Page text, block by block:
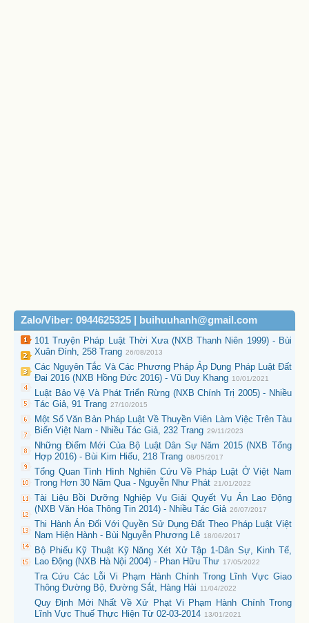
Zalo/Viber: 0944625325 | buihuuhanh@gmail.com
101 Truyện Pháp Luật Thời Xưa (NXB Thanh Niên 1999) - Bùi
Xuân Đính, 258 Trang 26/08/2013
Các Nguyên Tắc Và Các Phương Pháp Áp Dụng Pháp Luật Đất
Đai 2016 (NXB Hồng Đức 2016) - Vũ Duy Khang 10/01/2021
Luật Bảo Vệ Và Phát Triển Rừng (NXB Chính Trị 2005) - Nhiều
Tác Giả, 91 Trang 27/10/2015
Một Số Văn Bản Pháp Luật Về Thuyền Viên Làm Việc Trên Tàu
Biển Việt Nam - Nhiều Tác Giả, 232 Trang 29/11/2023
Những Điểm Mới Của Bộ Luật Dân Sự Năm 2015 (NXB Tổng
Hợp 2016) - Bùi Kim Hiếu, 218 Trang 08/05/2017
Tổng Quan Tình Hình Nghiên Cứu Về Pháp Luật Ở Việt Nam
Trong Hơn 30 Năm Qua - Nguyễn Như Phát 21/01/2022
Tài Liệu Bồi Dưỡng Nghiệp Vụ Giải Quyết Vụ Án Lao Động
(NXB Văn Hóa Thông Tin 2014) - Nhiều Tác Giả 26/07/2017
Thi Hành Án Đối Với Quyền Sử Dụng Đất Theo Pháp Luật Việt
Nam Hiện Hành - Bùi Nguyễn Phương Lê 18/06/2017
Bộ Phiếu Kỹ Thuật Kỹ Năng Xét Xử Tập 1-Dân Sự, Kinh Tế,
Lao Động (NXB Hà Nội 2004) - Phan Hữu Thư 17/05/2022
Tra Cứu Các Lỗi Vi Phạm Hành Chính Trong Lĩnh Vực Giao
Thông Đường Bộ, Đường Sắt, Hàng Hải
11/04/2022
Quy Định Mới Nhất Về Xử Phạt Vi Phạm Hành Chính Trong
Lĩnh Vực Thuế Thực Hiện Từ 02-03-2014 13/01/2021